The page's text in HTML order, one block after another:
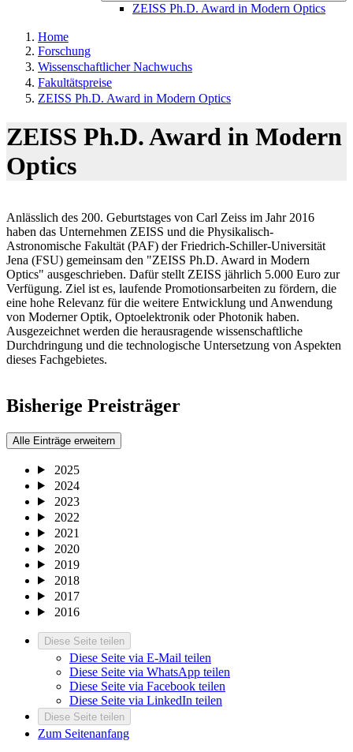
ZEISS Ph.D. Award in Modern Optics
Home
Forschung
Wissenschaftlicher Nachwuchs
Fakultätspreise
ZEISS Ph.D. Award in Modern Optics
ZEISS Ph.D. Award in Modern
Optics
Anlässlich des 200. Geburtstages von Carl Zeiss im Jahr 2016
haben das Unternehmen ZEISS und die Physikalisch-
Astronomische Fakultät (PAF) der Friedrich-Schiller-Universität
Jena (FSU) gemeinsam den "ZEISS Ph.D. Award in Modern
Optics" ausgeschrieben. Dafür stellt ZEISS jährlich 5.000 Euro zur
Verfügung. Ziel ist es, laufende Promotionsarbeiten zu fördern, die
eine hohe Relevanz für die weitere Entwicklung und Anwendung
von Moderner Optik, Optoelektronik oder Photonik haben.
Ausgezeichnet werden die herausragende wissenschaftliche
Durchdringung und die technologische Untersetzung von Aspekten
dieses Fachgebietes.
Bisherige Preisträger
Alle Einträge erweitern
2025
2024
2023
2022
2021
2020
2019
2018
2017
2016
Diese Seite teilen
Diese Seite via E-Mail teilen
Diese Seite via WhatsApp teilen
Diese Seite via Facebook teilen
Diese Seite via LinkedIn teilen
Diese Seite teilen
Zum Seitenanfang